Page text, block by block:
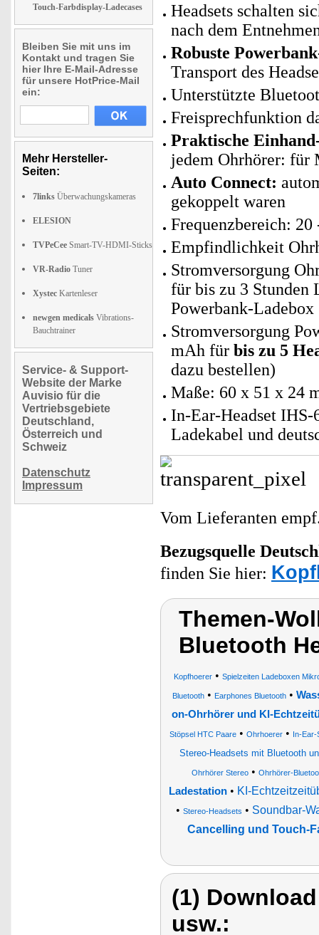
Touch-Farbdisplay-Ladecases
Bleiben Sie mit uns im
Kontakt und tragen Sie
hier Ihre E-Mail-Adresse
für unsere HotPrice-Mail
ein:
Mehr Hersteller-
Seiten:
7links Überwachungskameras
ELESION
TVPeCee Smart-TV-HDMI-Sticks
VR-Radio Tuner
Xystec Kartenleser
newgen medicals Vibrations-
Bauchtrainer
Service- & Support-
Website der Marke
Auvisio für die
Vertriebsgebiete
Deutschland,
Österreich und
Schweiz
Datenschutz
Impressum
Headsets schalten
nach dem
Robuste
Transport des
Unterstützte
Freisprechfunktion
Praktische
jedem Ohrhörer: für
Auto Connect:
gekoppelt waren
Frequenzbereich: 20
Empfindlichkeit
Stromversorgung
für bis zu 3 Stunden
Powerbank-Ladebox
Stromversorgung
mAh für bis zu 5
dazu bestellen)
Maße: 60 x 51 x 24
In-Ear-Headset
Ladekabel und
Vom Lieferanten
Bezugsquelle
finden Sie hier:
Themen-
Bluetooth
Kopfhoerer• Spielzeiten Ladeboxen
Bluetooth • Earphones Bluetooth •
on-Ohrhörer und KI-
Stöpsel HTC Paare• Ohrhoerer• In-Ear-
Stereo-Headsets mit Bluetooth
Ohrhörer Stereo• Ohrhörer-
Ladestation • KI-
• Stereo-Headsets • Soundbar-
Cancelling und Touch-
(1)
usw.: